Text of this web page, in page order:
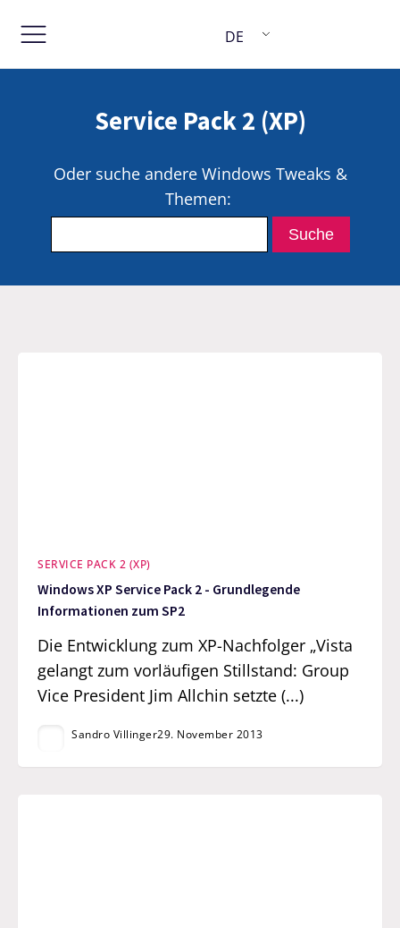
DE
Service Pack 2 (XP)
Oder suche andere Windows Tweaks &
Themen:
SERVICE PACK 2 (XP)
Windows XP Service Pack 2 - Grundlegende
Informationen zum SP2
Die Entwicklung zum XP-Nachfolger „Vista
gelangt zum vorläufigen Stillstand: Group
Vice President Jim Allchin setzte (...)
Sandro Villinger29. November 2013